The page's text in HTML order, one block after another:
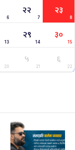
6
२२
7
२३
8
13
२९
14
३०
15
20
५
21
६
22